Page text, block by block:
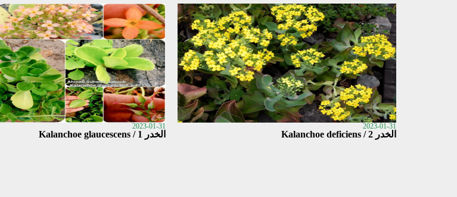
2023-01-31
الخدر 2 / Kalanchoe deficiens
2023-01-31
الخدر 1 / Kalanchoe glaucescens